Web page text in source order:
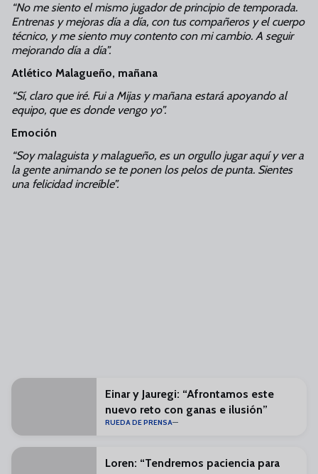
“No me siento el mismo jugador de principio de temporada.
Entrenas y mejoras día a día, con tus compañeros y el cuerpo
técnico, y me siento muy contento con mi cambio. A seguir
mejorando día a día”.
Atlético Malagueño, mañana
“Sí, claro que iré. Fui a Mijas y mañana estará apoyando al
equipo, que es donde vengo yo”.
Emoción
“Soy malaguista y malagueño, es un orgullo jugar aquí y ver a
la gente animando se te ponen los pelos de punta. Sientes
una felicidad increíble”.
Einar y Jauregi: “Afrontamos este
nuevo reto con ganas e ilusión”
RUEDA DE PRENSA
Loren: “Tendremos paciencia para